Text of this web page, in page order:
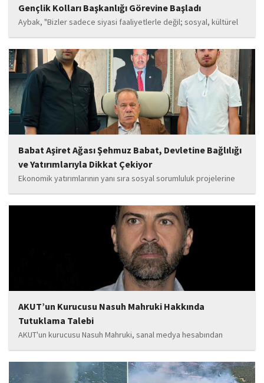
Gençlik Kolları Başkanlığı Görevine Başladı
Aybak, "Bizler sadece siyasi faaliyetlerle değil; sosyal, kültürel
ve manevi değerleri güçlendiren çalışmalarla da gençlerimizin
yanında olacağız. Sultangazi'de birlik ve beraberlik ruhunu daha
da güçlendirecek projeleri hayata geçirmek için ekip...
Babat Aşiret Ağası Şehmuz Babat, Devletine Bağlılığı
ve Yatırımlarıyla Dikkat Çekiyor
Ekonomik yatırımlarının yanı sıra sosyal sorumluluk projelerine
de önem veren Babat'ın, eğitim alanında bir lise ile iki okulun
yapımına katkı sunduğu, ayrıca Şırnak'ın çeşitli noktalarında
tamamlanan ve yapımı devam eden...
AKUT’un Kurucusu Nasuh Mahruki Hakkında
Tutuklama Talebi
AKUT'un kurucusu Nasuh Mahruki, sanal medya hesabından
yaptığı '15 Temmuz' paylaşımı nedeniyle 'Halkı kin ve düşmanlığa
tahrik veya aşağılama' suçundan gözaltına alındı. Mahruki,
tutuklama talebiyle Sulh Ceza Hakimliği'ne sevk edildi.